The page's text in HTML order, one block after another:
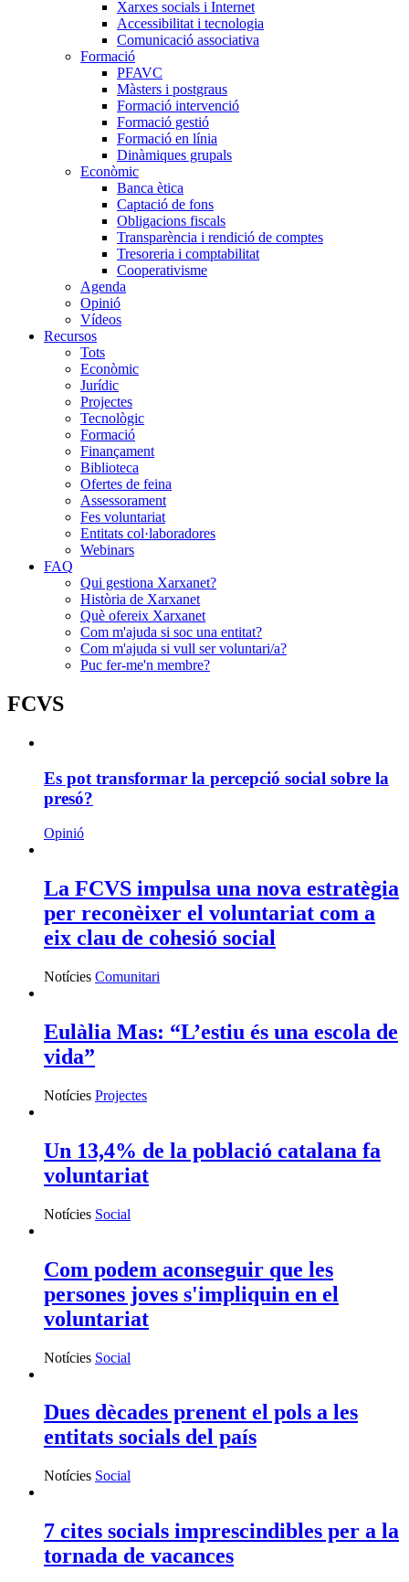
Xarxes socials i Internet
Accessibilitat i tecnologia
Comunicació associativa
Formació
PFAVC
Màsters i postgraus
Formació intervenció
Formació gestió
Formació en línia
Dinàmiques grupals
Econòmic
Banca ètica
Captació de fons
Obligacions fiscals
Transparència i rendició de comptes
Tresoreria i comptabilitat
Cooperativisme
Agenda
Opinió
Vídeos
Recursos
Tots
Econòmic
Jurídic
Projectes
Tecnològic
Formació
Finançament
Biblioteca
Ofertes de feina
Assessorament
Fes voluntariat
Entitats col·laboradores
Webinars
FAQ
Qui gestiona Xarxanet?
Història de Xarxanet
Què ofereix Xarxanet
Com m'ajuda si soc una entitat?
Com m'ajuda si vull ser voluntari/a?
Puc fer-me'n membre?
FCVS
Es pot transformar la percepció social sobre la
presó?
Opinió
La FCVS impulsa una nova estratègia
per reconèixer el voluntariat com a
eix clau de cohesió social
Notícies Comunitari
Eulàlia Mas: “L’estiu és una escola de
vida”
Notícies Projectes
Un 13,4% de la població catalana fa
voluntariat
Notícies Social
Com podem aconseguir que les
persones joves s'impliquin en el
voluntariat
Notícies Social
Dues dècades prenent el pols a les
entitats socials del país
Notícies Social
7 cites socials imprescindibles per a la
tornada de vacances